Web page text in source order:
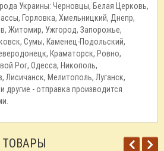
Украины: Черновцы, Белая Церковь,
Горловка, Хмельницкий, Днепр,
Житомир, Ужгород, Запорожье,
Сумы, Каменец-Подольский,
Краматорск, Ровно,
Рог, Одесса, Никополь,
Лисичанск, Мелитополь, Луганск,
другие - отправка производится